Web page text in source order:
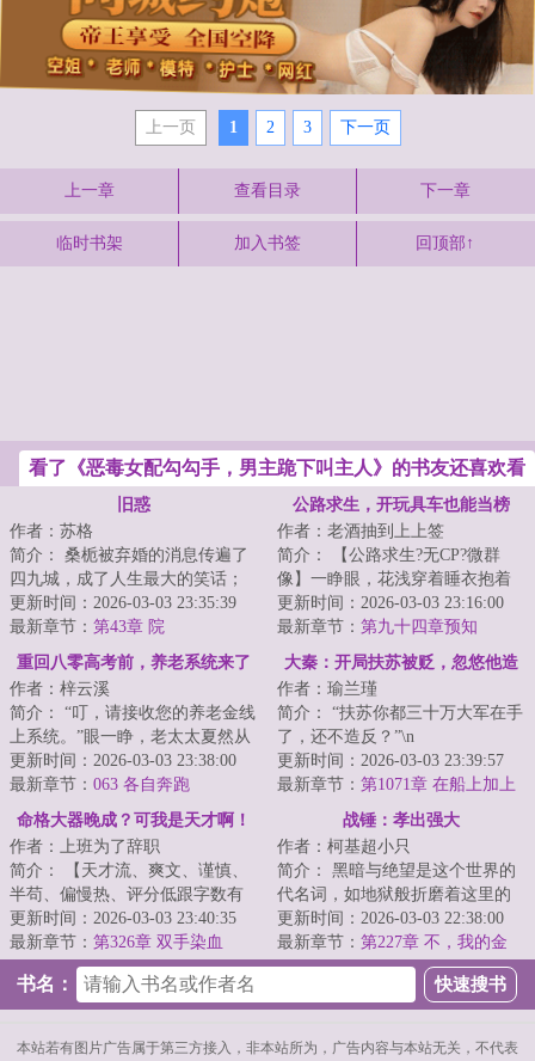
上一页 1 2 3 下一页
上一章 查看目录 下一章
临时书架 加入书签 回顶部↑
看了《恶毒女配勾勾手，男主跪下叫主人》的书友还喜欢看
旧惑
作者：苏格
简介： 桑栀被弃婚的消息传遍了
四九城，成了人生最大的笑话；
傅西洲在婚礼上白捡一个新娘，
成了当...
更新时间：2026-03-03 23:35:39
最新章节： 第43章 院
公路求生，开玩具车也能当榜
一？
作者：老酒抽到上上签
简介： 【公路求生?无CP?微群
像】一睁眼，花浅穿着睡衣抱着
猫，被丢进了公路求生游戏。
更新时间：2026-03-03 23:16:00
最新章节： 第九十四章预知
重回八零高考前，养老系统来了
作者：梓云溪
简介： “叮，请接收您的养老金线
上系统。”眼一睁，老太太夏然从
2025重返1980。
更新时间：2026-03-03 23:38:00
最新章节： 063 各自奔跑
大秦：开局扶苏被贬，忽悠他造
作者：瑜兰瑾
简介： “扶苏你都三十万大军在手
了，还不造反？”\n
“等秦始皇死...
更新时间：2026-03-03 23:39:57
最新章节： 第1071章 在船上加上
命格大器晚成？可我是天才啊！
作者：上班为了辞职
简介： 【天才流、爽文、谨慎、
半苟、偏慢热、评分低跟字数有
关】\n......\n【命主：江...
更新时间：2026-03-03 23:40:35
最新章节： 第326章 双手染血
战锤：孝出强大
作者：柯基超小只
简介： 黑暗与绝望是这个世界的
代名词，如地狱般折磨着这里的
每一个生命，但这一次，命运却
开了个...
更新时间：2026-03-03 22:38:00
最新章节： 第227章 不，我的金
子！
书名：
本站若有图片广告属于第三方接入，非本站所为，广告内容与本站无关，不代表